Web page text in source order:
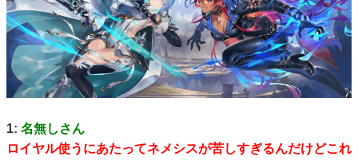
1: 名無しさん
ロイヤル使うにあたってネメシスが苦しすぎるんだけどこれ